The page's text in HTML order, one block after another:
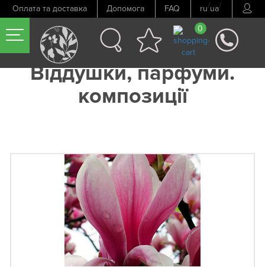
Оплата та доставка Допомога FAQ ru/ua/
0
Віддушки, парфуми.
композиції